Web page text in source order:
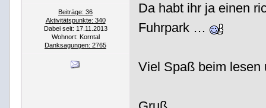
Beiträge: 36
Aktivitätspunkte: 340
Dabei seit: 17.11.2013
Wohnort: Korntal
Danksagungen: 2765
Da habt ihr ja einen
Fuhrpark …
Viel Spaß beim lesen